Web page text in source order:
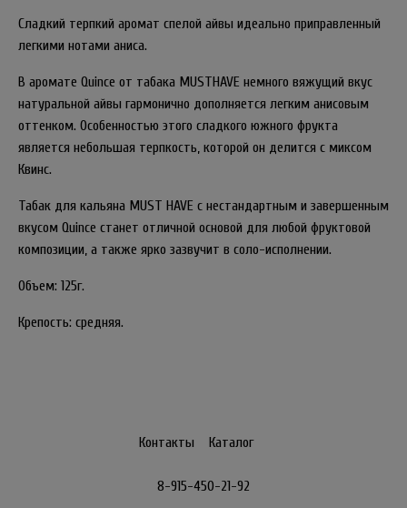
Сладкий терпкий аромат спелой айвы идеально приправленный
легкими нотами аниса.
В аромате Quince от табака MUSTHAVE немного вяжущий вкус
натуральной айвы гармонично дополняется легким анисовым
оттенком. Особенностью этого сладкого южного фрукта
является небольшая терпкость, которой он делится с миксом
Квинс.
Табак для кальяна MUST HAVE с нестандартным и завершенным
вкусом Quince станет отличной основой для любой фруктовой
композиции, а также ярко зазвучит в соло-исполнении.
Объем: 125г.
Крепость: средняя.
Контакты Каталог
8-915-450-21-92